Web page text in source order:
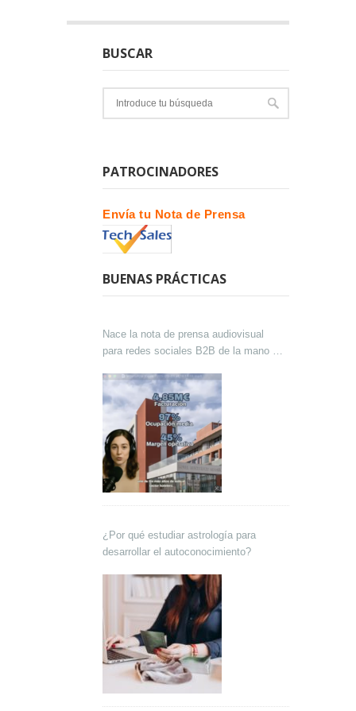
BUSCAR
PATROCINADORES
Envía tu Nota de Prensa
BUENAS PRÁCTICAS
Nace la nota de prensa audiovisual
para redes sociales B2B de la mano de
¿Por qué estudiar astrología para
desarrollar el autoconocimiento?